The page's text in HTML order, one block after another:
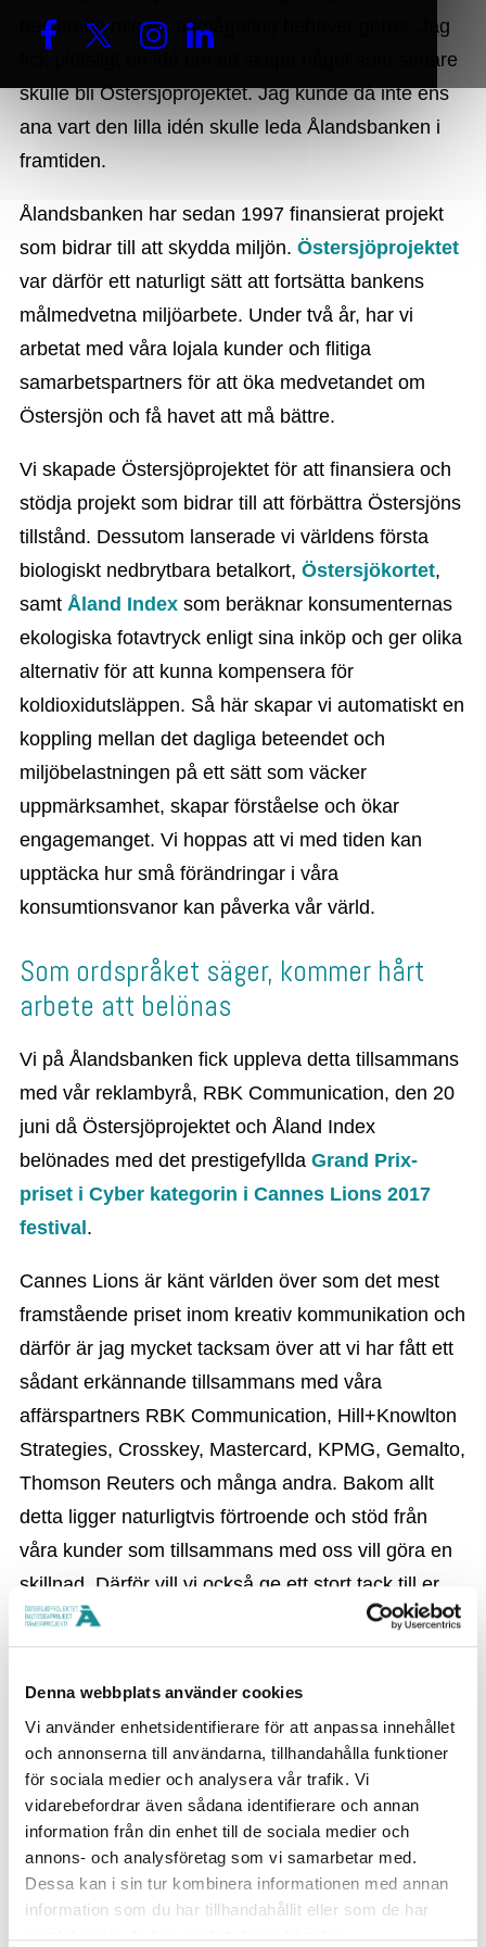
Denna webbplats använder cookies
Vi använder enhetsidentifierare för att anpassa innehållet
och annonserna till användarna, tillhandahålla funktioner
för sociala medier och analysera vår trafik. Vi
vidarebefordrar även sådana identifierare och annan
information från din enhet till de sociala medier och
annons- och analysföretag som vi samarbetar med.
Dessa kan i sin tur kombinera informationen med annan
information som du har tillhandahållit eller som de har
bestämde mig för att någoting behöver göras. Jag
fick plötsligt en idé om att skapa något som senare
skulle bli Östersjöprojektet. Jag kunde då inte ens
ana vart den lilla idén skulle leda Ålandsbanken i
framtiden.
Ålandsbanken har sedan 1997 finansierat projekt
som bidrar till att skydda miljön. Östersjöprojektet
var därför ett naturligt sätt att fortsätta bankens
målmedvetna miljöarbete. Under två år, har vi
arbetat med våra lojala kunder och flitiga
samarbetspartners för att öka medvetandet om
Östersjön och få havet att må bättre.
Vi skapade Östersjöprojektet för att finansiera och
stödja projekt som bidrar till att förbättra Östersjöns
tillstånd. Dessutom lanserade vi världens första
biologiskt nedbrytbara betalkort, Östersjökortet,
samt Åland Index som beräknar konsumenternas
ekologiska fotavtryck enligt sina inköp och ger olika
alternativ för att kunna kompensera för
koldioxidutsläppen. Så här skapar vi automatiskt en
koppling mellan det dagliga beteendet och
miljöbelastningen på ett sätt som väcker
uppmärksamhet, skapar förståelse och ökar
engagemanget. Vi hoppas att vi med tiden kan
upptäcka hur små förändringar i våra
konsumtionsvanor kan påverka vår värld.
Som ordspråket säger, kommer hårt
arbete att belönas
Vi på Ålandsbanken fick uppleva detta tillsammans
med vår reklambyrå, RBK Communication, den 20
juni då Östersjöprojektet och Åland Index
belönades med det prestigefyllda Grand Prix-
priset i Cyber kategorin i Cannes Lions 2017
festival .
Cannes Lions är känt världen över som det mest
framstående priset inom kreativ kommunikation och
därför är jag mycket tacksam över att vi har fått ett
sådant erkännande tillsammans med våra
affärspartners RBK Communication, Hill+Knowlton
Strategies, Crosskey, Mastercard, KPMG, Gemalto,
Thomson Reuters och många andra. Bakom allt
detta ligger naturligtvis förtroende och stöd från
våra kunder som tillsammans med oss vill göra en
skillnad. Därför vill vi också ge ett stort tack till er.
Du kan hitta mera information om Cannes Lions
Som sagt, genom samarbete kan man uppnå
någonting stort. Därför uppmuntrar vi er att delta i
årets Östersjöprojekt med miljöprojekt som har
Östersjön i fokus. Läs mer om tävlingskategorierna,
bekanta dig med förra årets projekt och ansök!
Ansökningstiden pågår till den 30 september och